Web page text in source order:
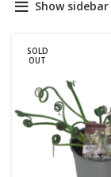
Show sidebar
SOLD
OUT